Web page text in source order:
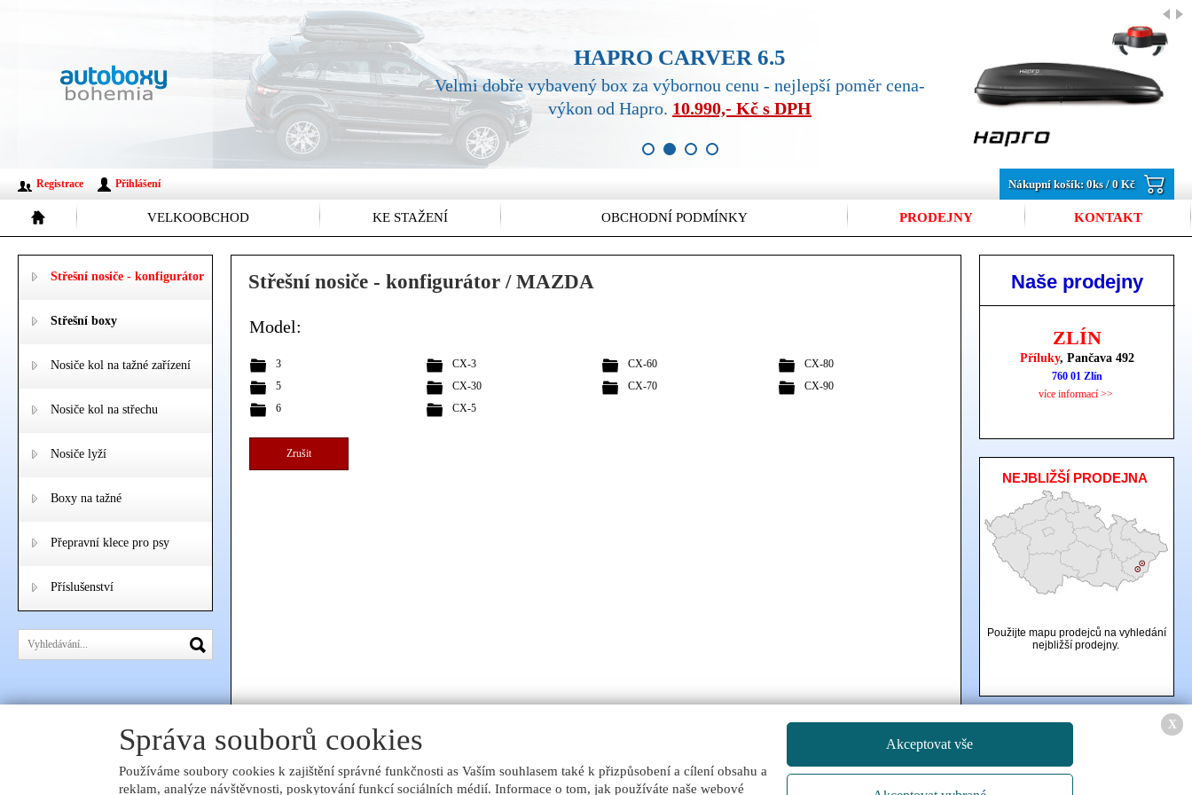
HAPRO CARVER 6.5
Velmi dobře vybavený box za výbornou cenu - nejlepší poměr cena-
výkon od Hapro. 10.990,- Kč s DPH
Nákupní košík:0ks /0 Kč
VELKOOBCHOD KE STAŽENÍ OBCHODNÍ PODMÍNKY PRODEJNY KONTAKT
Registrace Přihlášení
Střešní nosiče - konfigurátor / MAZDA
Střešní nosiče - konfigurátor
Střešní boxy
Nosiče kol na tažné zařízení
Nosiče kol na střechu
Nosiče lyží
Boxy na tažné
Přepravní klece pro psy
Příslušenství
Model:
3
5
6
CX-3
CX-30
CX-5
CX-60
CX-70
CX-80
CX-90
Zrušit
Naše prodejny
ZLÍN
Příluky, Pančava 492
760 01 Zlín
více informací >>
NEJBLIŽŠÍ PRODEJNA
Použijte mapu prodejců na vyhledání
nejbližší prodejny.
, Copyright
X
Správa souborů cookies
Používáme soubory cookies k zajištění správné funkčnosti as Vaším souhlasem také k přizpůsobení a cílení obsahu a
reklam, analýze návštěvnosti, poskytování funkcí sociálních médií. Informace o tom, jak používáte naše webové
Akceptovat vše